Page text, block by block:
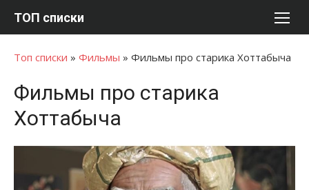
ТОП списки
Топ списки » Фильмы » Фильмы про старика Хоттабыча
Фильмы про старика
Хоттабыча